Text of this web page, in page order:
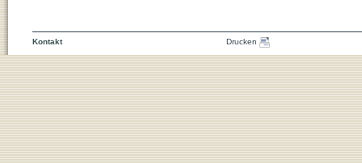
Kontakt Drucken